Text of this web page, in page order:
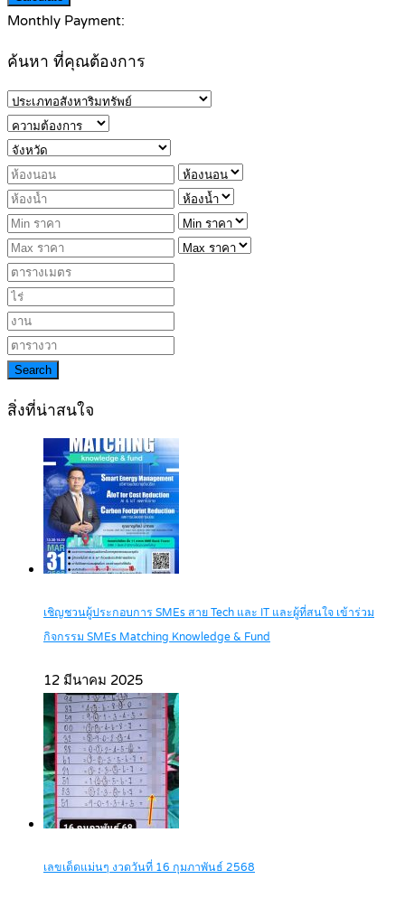
Monthly Payment:
ค้นหา ที่คุณต้องการ
Search
สิ่งที่น่าสนใจ
เชิญชวนผู้ประกอบการ SMEs สาย Tech และ IT และผู้ที่สนใจ เข้าร่วม
กิจกรรม SMEs Matching Knowledge & Fund
12 มีนาคม 2025
เลขเด็ดแม่นๆ งวดวันที่ 16 กุมภาพันธ์ 2568